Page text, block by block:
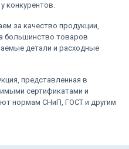
конкурентов.
за качество продукции,
большинство товаров
детали и расходные
представленная в
сертификатами и
нормам СНиП, ГОСТ и другим